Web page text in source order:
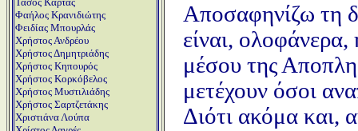
Φαήλος Κρανιδιώτης
Φειδίας Μπουρλάς
Χρήστος Ανδρέου
Χρήστος Δημητριάδης
Χρήστος Κηπουρός
Χρήστος Κορκόβελος
Χρήστος Μυστιλιάδης
Χρήστος Σαρτζετάκης
Χριστιάνα Λούπα
Αποσαφηνίζω τη
είναι,
μέσου της
μετέχουν όσοι
Διότι ακόμα και,